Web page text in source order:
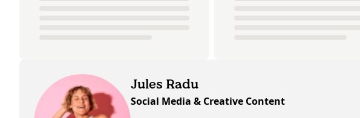
Jules Radu
Social Media & Creative Content